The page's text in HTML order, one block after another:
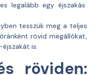
legalább egy éjszakás
tesszük meg a teljes
rövid megállókat,
is.
röviden: